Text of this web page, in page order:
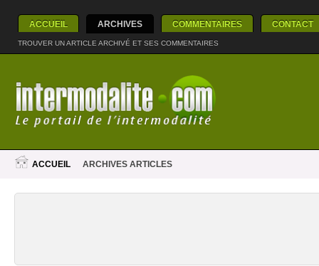
ACCUEIL ARCHIVES COMMENTAIRES CONTACT
TROUVER UN ARTICLE ARCHIVÉ ET SES COMMENTAIRES
ACCUEIL ARCHIVES ARTICLES